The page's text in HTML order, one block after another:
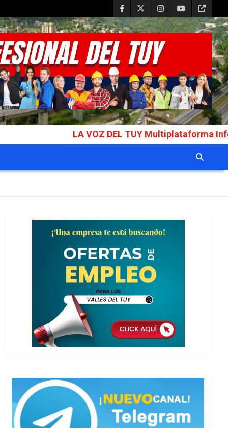
LA VOZ DEL TUY Multiplataforma Informativa